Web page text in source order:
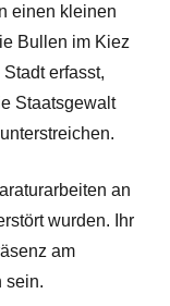
einen kleinen
Bullen im Kiez
erfasst,
Staatsgewalt
an
wurden. Ihr
am
sein.